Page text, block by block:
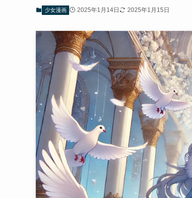
少女漫画 2025年1月14日 2025年1月15日